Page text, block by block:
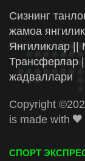
Сизнинг
жамоа
Янгиликлар ||
Трансферлар
жадваллари
Copyright ©
is made with
СПОРТ